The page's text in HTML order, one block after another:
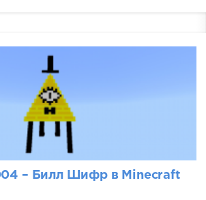
– Билл Шифр в Minecraft